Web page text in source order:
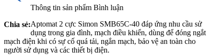
Chia sẻ:
Thông tin sản phẩm Bình luận
Aptomat 2 cực Simon SMB65C-40 đáp ứng nhu cầu sử
dụng trong gia đình, mạch điều khiển, dùng để đóng ngắt
mạch điện khi có sự cố quá tải, ngắn mạch, bảo vệ an toàn cho
người sử dụng và các thiết bị điện.